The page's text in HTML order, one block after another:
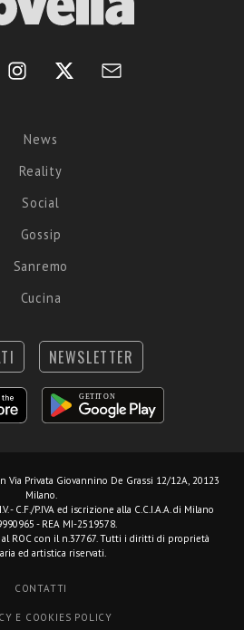
News
Reality
Social
Gossip
Sanremo
Cucina
NEWSLETTER
Via Privata Giovannino De Grassi 12/12A, 20123
Milano.
- C.F./P.IVA ed iscrizione alla C.C.I.A.A. di Milano
- REA MI-2519578.
ROC con il n.37767. Tutti i diritti di proprietà
ed artistica riservati.
CONTATTI
E COOKIES POLICY